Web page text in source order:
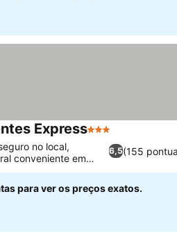
Express3 Estrelas
6,5(155
no local,
conveniente em
para ver os preços exatos.